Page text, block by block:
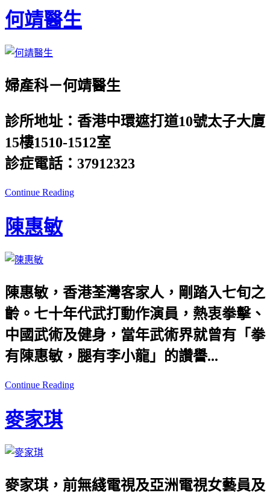
何靖醫生
婦產科－何靖醫生
診所地址：香港中環遮打道10號太子大廈
15樓1510-1512室
診症電話：37912323
Continue Reading
陳惠敏
陳惠敏，香港荃灣客家人，剛踏入七旬之
齡。七十年代武打動作演員，熱衷拳擊、
中國武術及健身，當年武術界就曾有「拳
有陳惠敏，腿有李小龍」的讚譽...
Continue Reading
麥家琪
麥家琪，前無綫電視及亞洲電視女藝員及